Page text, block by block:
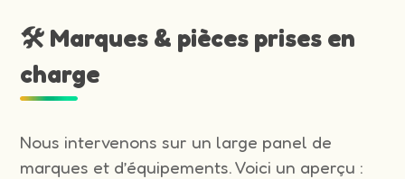
🛠️ Marques & pièces prises en
charge
Nous intervenons sur un large panel de
marques et d’équipements. Voici un aperçu :